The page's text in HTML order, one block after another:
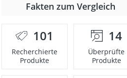
Fakten zum Vergleich
101
Recherchierte
Produkte
14
Überprüfte
Produkte